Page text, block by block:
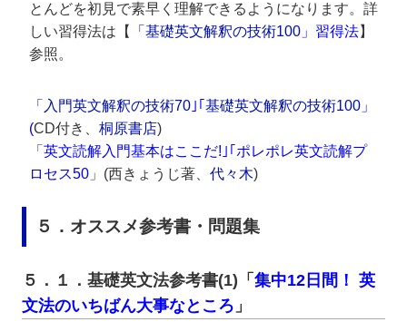
とんどを初見で素早く理解できるようになります。詳
しい習得法は【
「 基礎英文解釈の技術100 」習得法】
参照。
「 入門英文解釈の技術70 ｣｢ 基礎英文解釈の技術100 」
(CD付き、 桐原書店)
「 英文読解入門基本はここだ!｣｢ ポレポレ英文読解プ
ロセス50 」(西きょうじ著、 代々木)
５．オススメ参考書・問題集
５．１．基礎英文法参考書(1)「 集中12日間！ 英
文法のいちばん大事なところ 」